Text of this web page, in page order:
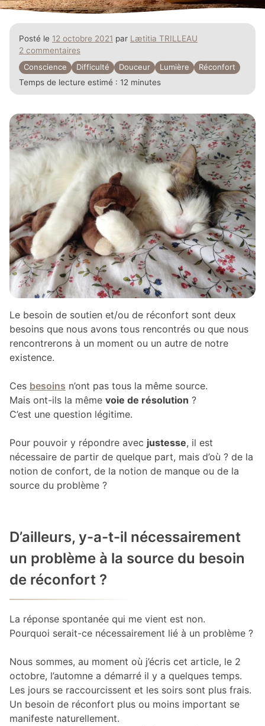
Posté le 12 octobre 2021 par Lætitia TRILLEAU
2 commentaires
Conscience
Difficulté Douceur Lumière
Réconfort
Temps de lecture estimé : 12 minutes
Le besoin de soutien et/ou de réconfort sont deux
besoins que nous avons tous rencontrés ou que nous
rencontrerons à un moment ou un autre de notre
existence.
Ces besoins n’ont pas tous la même source.
Mais ont-ils la même voie de résolution ?
C’est une question légitime.
Pour pouvoir y répondre avec justesse, il est
nécessaire de partir de quelque part, mais d’où ? de la
notion de confort, de la notion de manque ou de la
source du problème ?
D’ailleurs, y-a-t-il nécessairement
un problème à la source du besoin
de réconfort ?
La réponse spontanée qui me vient est non.
Pourquoi serait-ce nécessairement lié à un problème ?
Nous sommes, au moment où j’écris cet article, le 2
octobre, l’automne a démarré il y a quelques temps.
Les jours se raccourcissent et les soirs sont plus frais.
Un besoin de réconfort plus ou moins important se
manifeste naturellement.